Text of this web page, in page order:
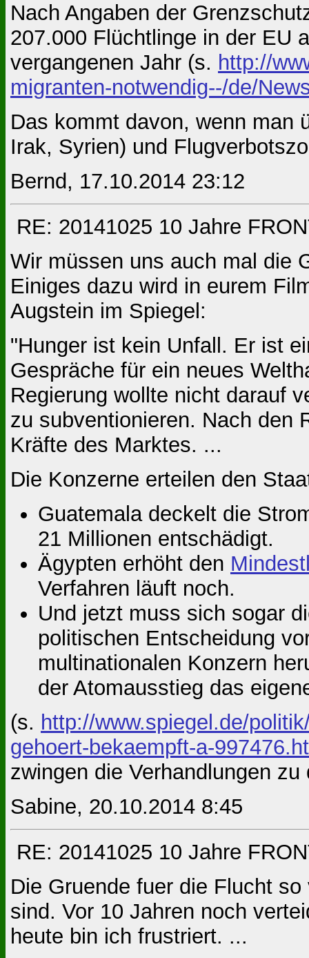
Nach Angaben der
207.000 Flüchtlinge in der EU
vergangenen Jahr (s. http://
migranten-notwendig--/de/
Das kommt davon, wenn man
Irak, Syrien) und
Bernd, 17.10.2014 23:12
RE: 20141025 10 Jahre
Wir müssen uns auch mal die
Einiges dazu wird in eurem
Augstein im Spiegel:
"Hunger ist kein Unfall. Er ist
Gespräche für ein neues
Regierung wollte nicht darauf
zu subventionieren. Nach den
Kräfte des Marktes. ...
Die Konzerne erteilen den
Guatemala deckelt die
21 Millionen entschädigt.
Ägypten erhöht den
Verfahren läuft noch.
Und jetzt muss sich sogar
politischen Entscheidung
multinationalen Konzern
der Atomausstieg das
(s. http://www.spiegel.de/
gehoert-bekaempft-a-
zwingen die Verhandlungen
Sabine, 20.10.2014 8:45
RE: 20141025 10 Jahre
Die Gruende fuer die Flucht
sind. Vor 10 Jahren noch
heute bin ich frustriert. ...